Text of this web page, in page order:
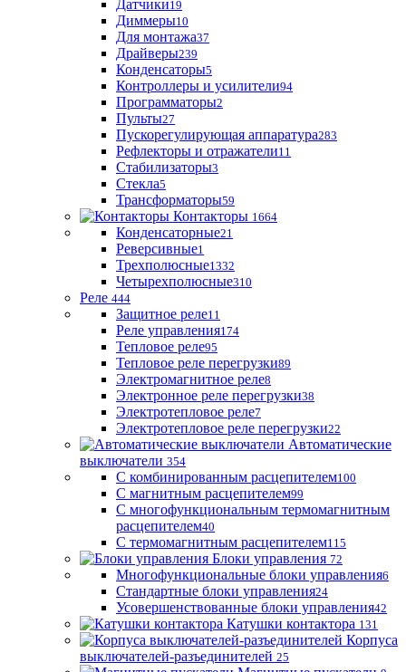
Датчики19
Диммеры10
Для монтажа37
Драйверы239
Конденсаторы5
Контроллеры и усилители94
Программаторы2
Пульты27
Пускорегулирующая аппаратура283
Рефлекторы и отражатели11
Стабилизаторы3
Стекла5
Трансформаторы59
Контакторы 1664
Конденсаторные21
Реверсивные1
Трехполюсные1332
Четырехполюсные310
Реле 444
Защитное реле11
Реле управления174
Тепловое реле95
Тепловое реле перегрузки89
Электромагнитное реле8
Электронное реле перегрузки38
Электротепловое реле7
Электротепловое реле перегрузки22
Автоматические
выключатели 354
С комбинированным расцепителем100
С магнитным расцепителем99
С многофункциональным термомагнитным
расцепителем40
С термомагнитным расцепителем115
Блоки управления 72
Многофункциональные блоки управления6
Стандартные блоки управления24
Усовершенствованные блоки управления42
Катушки контактора 131
Корпуса
выключателей-разъединителей 25